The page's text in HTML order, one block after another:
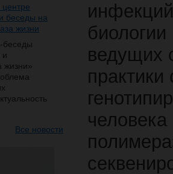
беседы на
жизни
беседы
и
жизни»
Все новости
ведущих